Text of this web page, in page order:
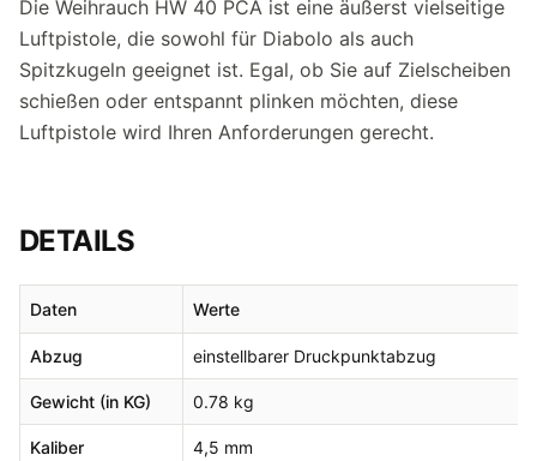
Die Weihrauch HW 40 PCA ist eine äußerst vielseitige
Luftpistole, die sowohl für Diabolo als auch
Spitzkugeln geeignet ist. Egal, ob Sie auf Zielscheiben
schießen oder entspannt plinken möchten, diese
Luftpistole wird Ihren Anforderungen gerecht.
DETAILS
Daten Werte
Abzug einstellbarer Druckpunktabzug
Gewicht (in KG) 0.78 kg
Kaliber 4,5 mm